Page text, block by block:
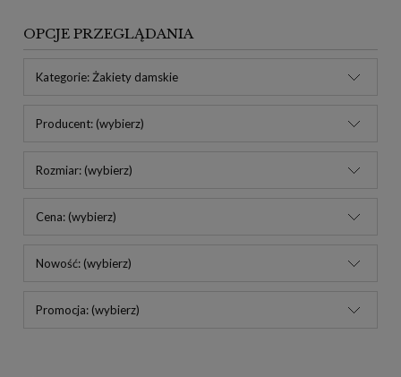
OPCJE PRZEGLĄDANIA
Kategorie: Żakiety damskie
Producent: (wybierz)
Rozmiar: (wybierz)
Cena: (wybierz)
Nowość: (wybierz)
Promocja: (wybierz)